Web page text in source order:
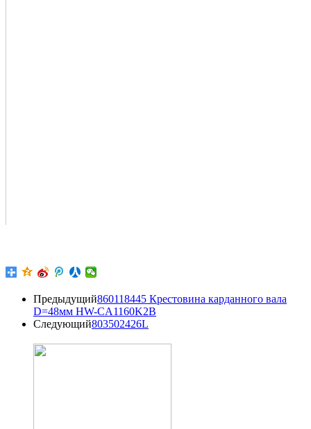
Предыдущий860118445 Крестовина карданного вала
D=48мм HW-CA1160K2B
Следующий803502426L